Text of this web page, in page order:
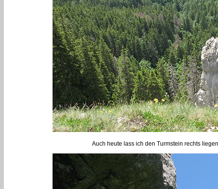
Auch heute lass ich den Turmstein rechts